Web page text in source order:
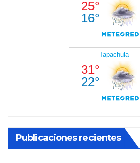
Publicaciones recientes